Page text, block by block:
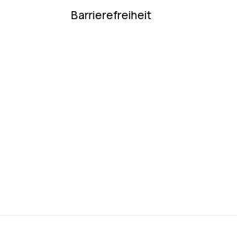
Barrierefreiheit